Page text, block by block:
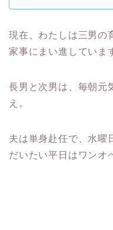
現在、わたしは三男の
家事にまい進していま
長男と次男は、毎朝元
え。
夫は単身赴任で、水曜
だいたい平日はワンオ